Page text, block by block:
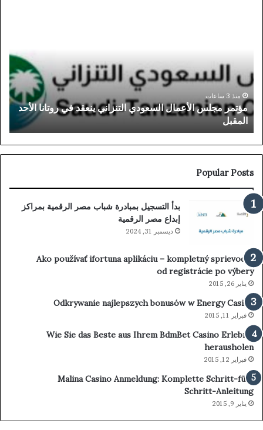
ينعقد
في
روتانا
الأحد
المقبل
منذ 3 ساعات
مؤتمر مجلس الأعمال السعودي التنزاني ينعقد في روتانا الأحد
المقبل
a
Popular Posts
بدأ التسجيل بمبادرة شباب مصر الرقمية بمراكز
إبداع مصر الرقمية
ديسمبر 31, 2024
Ako používať ifortuna aplikáciu – kompletný sprievodca
od registrácie po výbery
يناير 26, 2015
Odkrywanie najlepszych bonusów w Energy Casino
فبراير 11, 2015
Wie Sie das Beste aus Ihrem BdmBet Casino Erlebnis
herausholen
فبراير 12, 2015
Malina Casino Anmeldung: Komplette Schritt-für-
Schritt-Anleitung
يناير 9, 2015